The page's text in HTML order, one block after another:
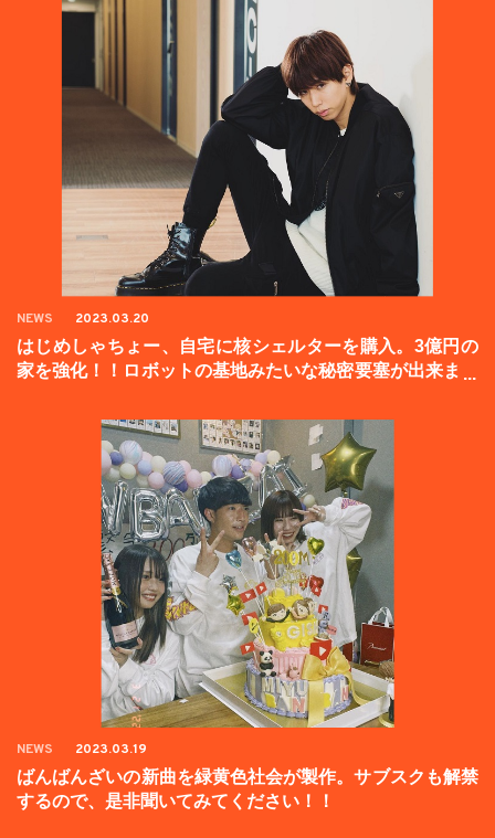
NEWS 2023.03.20
はじめしゃちょー、自宅に核シェルターを購入。3億円の
家を強化！！ロボットの基地みたいな秘密要塞が出来まし
NEWS 2023.03.19
ばんばんざいの新曲を緑黄色社会が製作。サブスクも解禁
するので、是非聞いてみてください！！